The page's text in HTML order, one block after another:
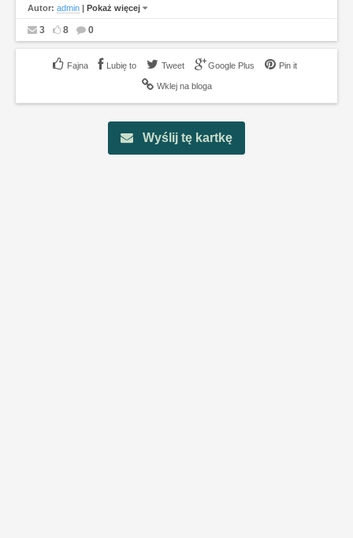
Autor: admin | Pokaż więcej
3 8 0
Lubię to Tweet Google Plus Pin it
Wklej na bloga
Wyślij tę kartkę